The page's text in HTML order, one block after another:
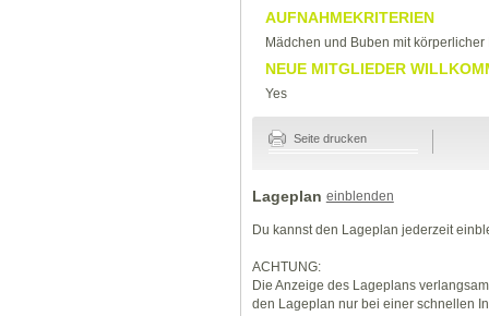
AUFNAHMEKRITERIEN
Mädchen und Buben mit
NEUE MITGLIEDER
Yes
Seite drucken
Lageplan einblenden
Du kannst den Lageplan jederzeit
ACHTUNG:
Die Anzeige des Lageplans
den Lageplan nur bei einer schnellen